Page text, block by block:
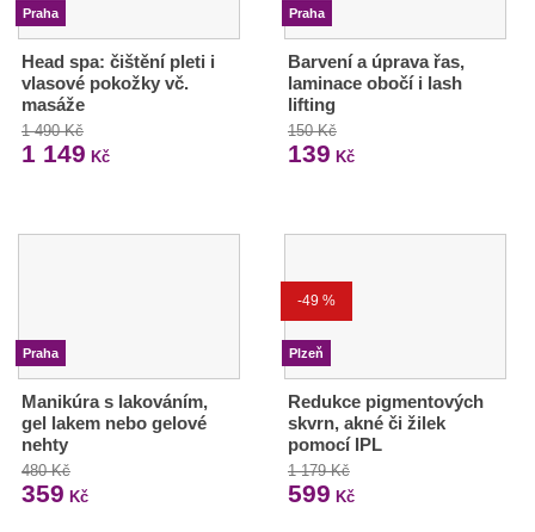
Praha
Head spa: čištění pleti i
vlasové pokožky vč.
masáže
1 490 Kč
1 149 Kč
Praha
Barvení a úprava řas,
laminace obočí i lash
lifting
150 Kč
139 Kč
Praha
Manikúra s lakováním,
gel lakem nebo gelové
nehty
480 Kč
359 Kč
-49 %
Plzeň
Redukce pigmentových
skvrn, akné či žilek
pomocí IPL
1 179 Kč
599 Kč